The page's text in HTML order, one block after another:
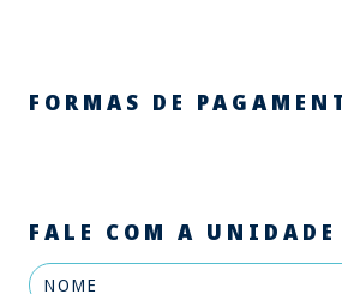
FORMAS DE
FALE COM A UNIDADE